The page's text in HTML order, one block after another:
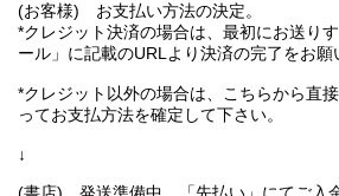
(お客様) お支払い方法の決定。
*クレジット決済の場合は、最初にお送り
ール」に記載のURLより決済の完了をお願
*クレジット以外の場合は、こちらから直
ってお支払方法を確定して下さい。
↓